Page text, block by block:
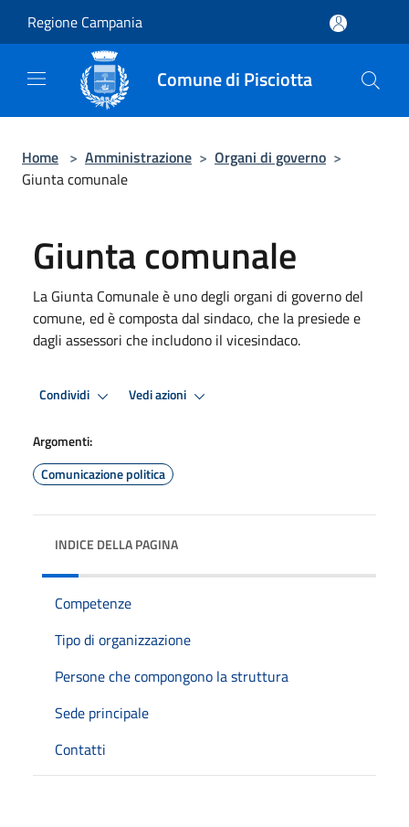
Regione Campania
Comune di Pisciotta
Home > Amministrazione > Organi di governo >
Giunta comunale
Giunta comunale
La Giunta Comunale è uno degli organi di governo del
comune, ed è composta dal sindaco, che la presiede e
dagli assessori che includono il vicesindaco.
Condividi Vedi azioni
Argomenti:
Comunicazione politica
INDICE DELLA PAGINA
Competenze
Tipo di organizzazione
Persone che compongono la struttura
Sede principale
Contatti